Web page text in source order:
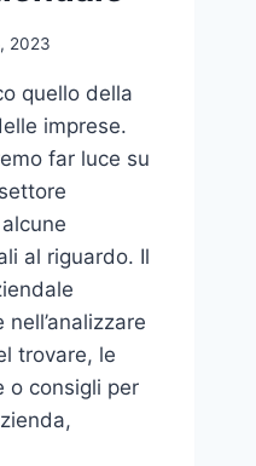
2023
quello della
imprese.
far luce su
al riguardo. Il
trovare, le
o consigli per